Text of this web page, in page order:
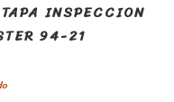
INSPECCION
94-21